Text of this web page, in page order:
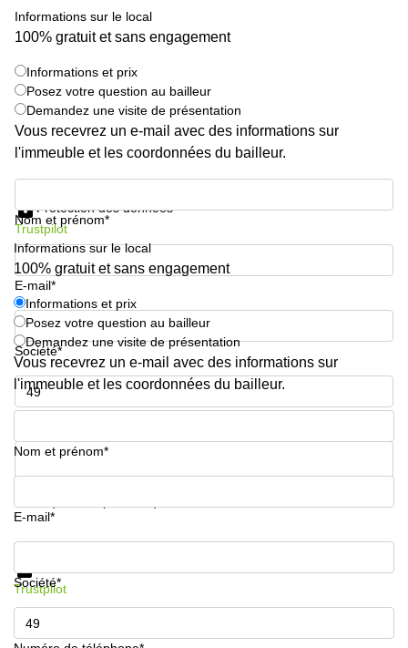
Namur
Coworking
Salle de
conférence
Bruxelles
Informations sur le local
100% gratuit et sans engagement
Informations et prix
Posez votre question au bailleur
Demandez une visite de présentation
Vous recevrez un e-mail avec des informations sur
l'immeuble et les coordonnées du bailleur.
Nom et prénom*
E-mail*
Société*
Numéro de téléphone*
Protection des données
Trustpilot
Informations sur le local
100% gratuit et sans engagement
Informations et prix
Posez votre question au bailleur
Demandez une visite de présentation
Vous recevrez un e-mail avec des informations sur
l'immeuble et les coordonnées du bailleur.
Nom et prénom*
E-mail*
Société*
Informations et prix
Trustpilot